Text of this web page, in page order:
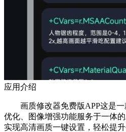
应用介绍
画质修改器免费版APP这是一
优化、图像增强功能服务于一体
实现高清画质一键设置，轻松提